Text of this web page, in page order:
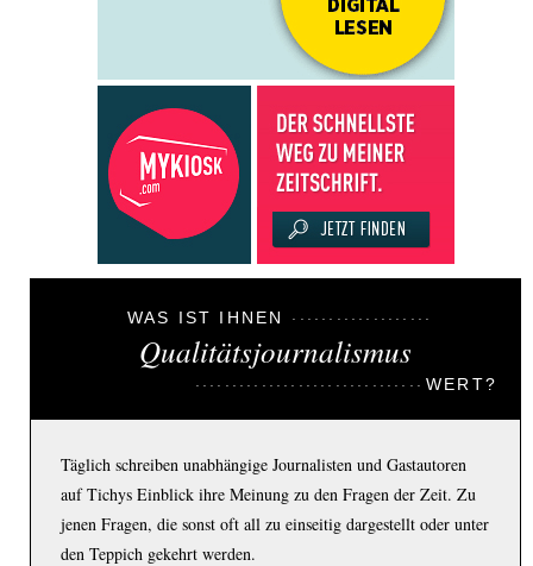
WAS IST IHNEN
Qualitätsjournalismus
WERT?
Täglich schreiben unabhängige Journalisten und Gastautoren
auf Tichys Einblick ihre Meinung zu den Fragen der Zeit. Zu
jenen Fragen, die sonst oft all zu einseitig dargestellt oder unter
den Teppich gekehrt werden.